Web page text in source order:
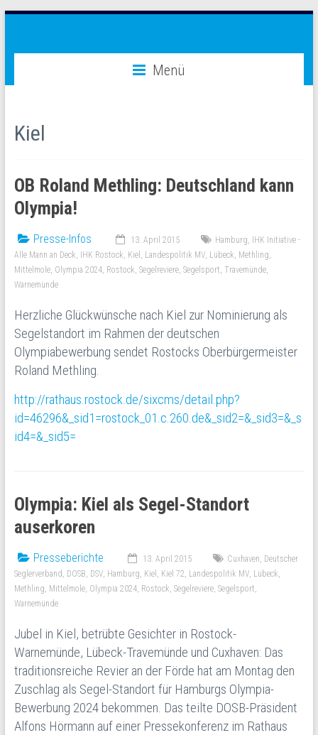
Warnemünde-
Olympia
Olympische
oder
2028
Rostock-
Warnemünde
Menü
Kiel
OB Roland Methling: Deutschland kann
Olympia!
Presse-Infos 13. April 2015 Hamburg,
IHK Initiative -
Alle Mann an Deck, IHK Rostock, Kiel , Landespolitik MV, Lübeck, Methling,
Mittelmole, Olympia 2024, Rostock, Segelreviere, Segelsport, Travemünde,
Warnemünde
Herzliche Glückwünsche nach Kiel zur Nominierung als
Segelstandort im Rahmen der deutschen
Olympiabewerbung sendet Rostocks Oberbürgermeister
Roland Methling.
http://rathaus.rostock.de/sixcms/detail.php?
id=46296&_sid1=rostock_01.c.260.de&_sid2=&_sid3=&_s
id4=&_sid5=
Olympia: Kiel als Segel-Standort
auserkoren
Presseberichte 13. April 2015 Cuxhaven, Deutscher
Seglerverband , DOSB, DSV, Hamburg, Kiel , Kiel 72, Landespolitik MV, Lübeck,
Methling, Mittelmole, Olympia 2024, Rostock, Segelreviere, Segelsport,
Warnemünde
Jubel in Kiel, betrübte Gesichter in Rostock-
Warnemünde, Lübeck-Travemünde und Cuxhaven: Das
traditionsreiche Revier an der Förde hat am Montag den
Zuschlag als Segel-Standort für Hamburgs Olympia-
Bewerbung 2024 bekommen. Das teilte DOSB-Präsident
Alfons Hörmann auf einer Pressekonferenz im Rathaus